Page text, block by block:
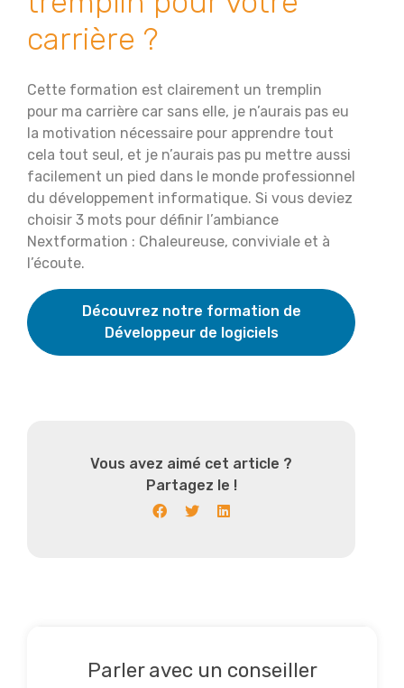
carrière ?
Cette formation est clairement un tremplin
pour ma carrière car sans elle, je n’aurais pas eu
la motivation nécessaire pour apprendre tout
cela tout seul, et je n’aurais pas pu mettre aussi
facilement un pied dans le monde professionnel
du développement informatique. Si vous deviez
choisir 3 mots pour définir l’ambiance
Nextformation : Chaleureuse, conviviale et à
l’écoute.
Découvrez notre formation de
Développeur de logiciels
Vous avez aimé cet article ?
Partagez le !
Parler avec un conseiller